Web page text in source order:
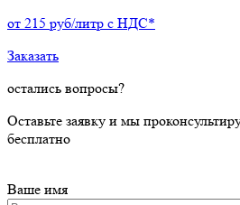
от 215 руб/литр с НДС*
Заказать
остались вопросы?
Оставьте заявку и мы
бесплатно
Ваше имя